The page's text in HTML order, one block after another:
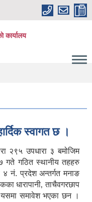
कार्यालय
स्वागत छ ।
२९५ उपधारा ३ बमोजिम
गते गठित स्थानीय तहहरु
४ नं. प्रदेश अन्तर्गत मनाङ
धारापानी‚ ताचैवगरछाप
यसमा समावेश भएका छन ।